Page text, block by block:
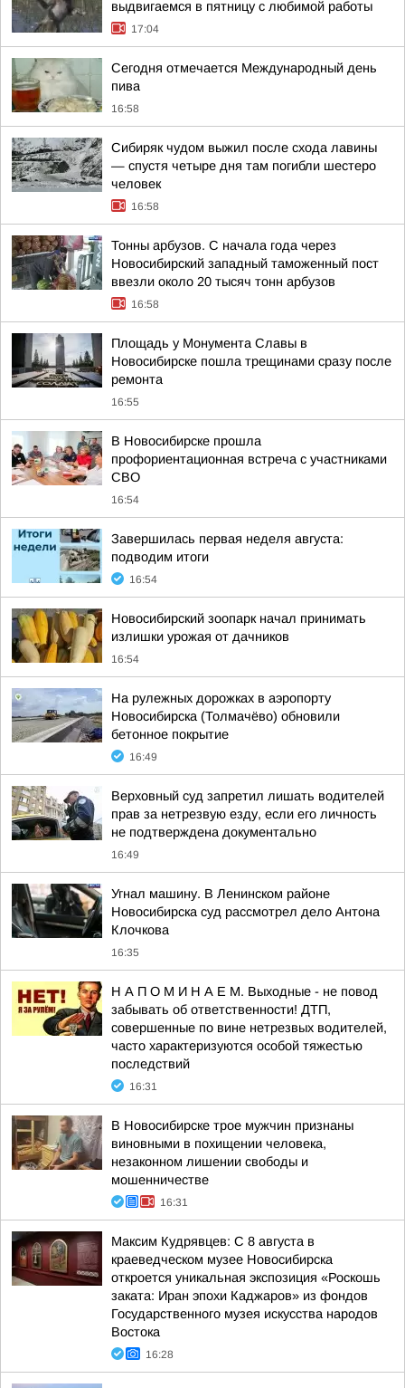
выдвигаемся в пятницу с любимой работы
17:04
Сегодня отмечается Международный день
пива
16:58
Сибиряк чудом выжил после схода лавины
— спустя четыре дня там погибли шестеро
человек
16:58
Тонны арбузов. С начала года через
Новосибирский западный таможенный пост
ввезли около 20 тысяч тонн арбузов
16:58
Площадь у Монумента Славы в
Новосибирске пошла трещинами сразу после
ремонта
16:55
В Новосибирске прошла
профориентационная встреча с участниками
СВО
16:54
Завершилась первая неделя августа:
подводим итоги
16:54
Новосибирский зоопарк начал принимать
излишки урожая от дачников
16:54
На рулежных дорожках в аэропорту
Новосибирска (Толмачёво) обновили
бетонное покрытие
16:49
Верховный суд запретил лишать водителей
прав за нетрезвую езду, если его личность
не подтверждена документально
16:49
Угнал машину. В Ленинском районе
Новосибирска суд рассмотрел дело Антона
Клочкова
16:35
Н А П О М И Н А Е М. Выходные - не повод
забывать об ответственности! ДТП,
совершенные по вине нетрезвых водителей,
часто характеризуются особой тяжестью
последствий
16:31
В Новосибирске трое мужчин признаны
виновными в похищении человека,
незаконном лишении свободы и
мошенничестве
16:31
Максим Кудрявцев: С 8 августа в
краеведческом музее Новосибирска
откроется уникальная экспозиция «Роскошь
заката: Иран эпохи Каджаров» из фондов
Государственного музея искусства народов
Востока
16:28